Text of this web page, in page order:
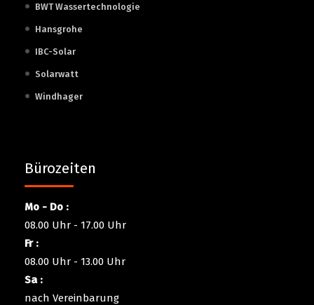
BWT Wassertechnologie
Hansgrohe
IBC-Solar
Solarwatt
Windhager
Bürozeiten
Mo - Do :
08.00 Uhr - 17.00 Uhr
Fr :
08.00 Uhr - 13.00 Uhr
Sa :
nach Vereinbarung